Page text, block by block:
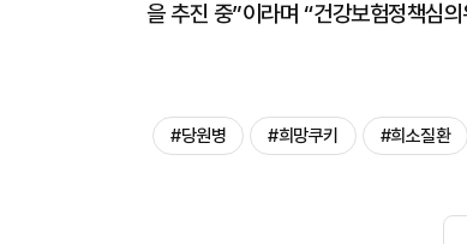
을 추진 중”이라며 “건강보험정책심
#당원병 #희망쿠키 #희소질환